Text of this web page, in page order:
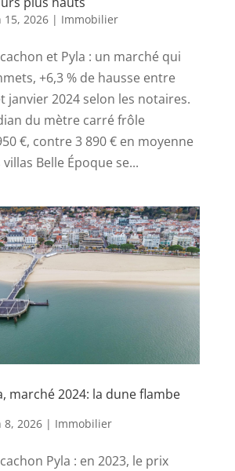
15, 2026| Immobilier
et Pyla : un marché qui
+6,3 % de hausse entre
janvier 2024 selon les notaires.
du mètre carré frôle
€, contre 3 890 € en moyenne
Belle Époque se...
marché 2024: la dune flambe
8, 2026| Immobilier
Pyla : en 2023, le prix